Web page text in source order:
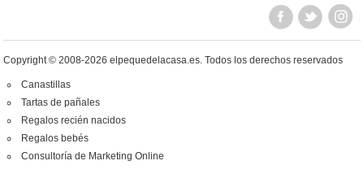
Copyright © 2008-2026 elpequedelacasa.es.Todos los derechos reservados
Canastillas
Tartas de pañales
Regalos recién nacidos
Regalos bebés
Consultoría de Marketing Online